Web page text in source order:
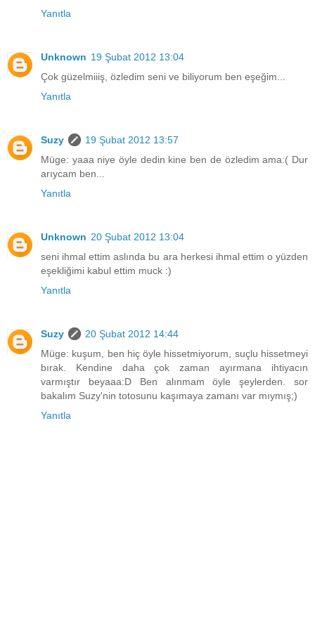
Yanıtla
Unknown 19 Şubat 2012 13:04
Çok güzelmiiiş, özledim seni ve biliyorum ben eşeğim...
Yanıtla
Suzy
19 Şubat 2012 13:57
Müge: yaaa niye öyle dedin kine ben de özledim ama:( Dur
arıycam ben...
Yanıtla
Unknown 20 Şubat 2012 13:04
seni ihmal ettim aslında bu ara herkesi ihmal ettim o yüzden
eşekliğimi kabul ettim muck :)
Yanıtla
Suzy
20 Şubat 2012 14:44
Müge: kuşum, ben hiç öyle hissetmiyorum, suçlu hissetmeyi
bırak. Kendine daha çok zaman ayırmana ihtiyacın
varmıştır beyaaa:D Ben alınmam öyle şeylerden. sor
bakalım Suzy'nin totosunu kaşımaya zamanı var mıymış;)
Yanıtla